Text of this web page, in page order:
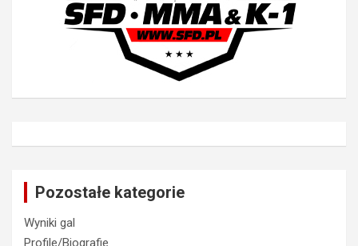
Pozostałe kategorie
Wyniki gal
Profile/Biografie